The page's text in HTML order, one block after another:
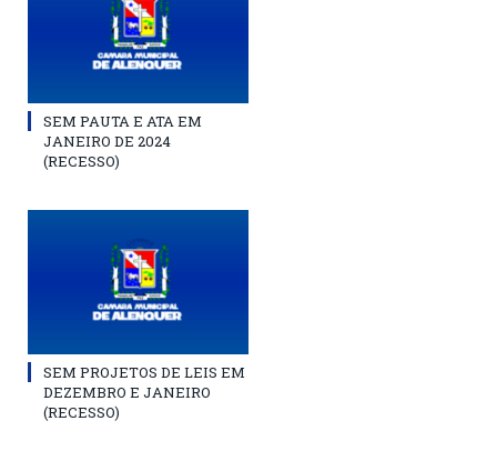
SEM PAUTA E ATA EM
JANEIRO DE 2024
(RECESSO)
SEM PROJETOS DE LEIS EM
DEZEMBRO E JANEIRO
(RECESSO)